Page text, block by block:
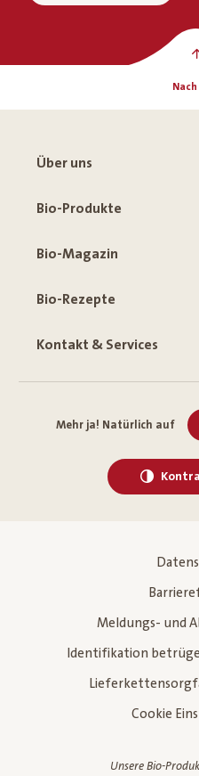
Über uns
Bio-Produkte
Bio-Magazin
Bio-Rezepte
Kontakt & Services
Mehr ja! Natürlich auf
Meldungs- und
Identifikation
Cookie
Unsere Bio-